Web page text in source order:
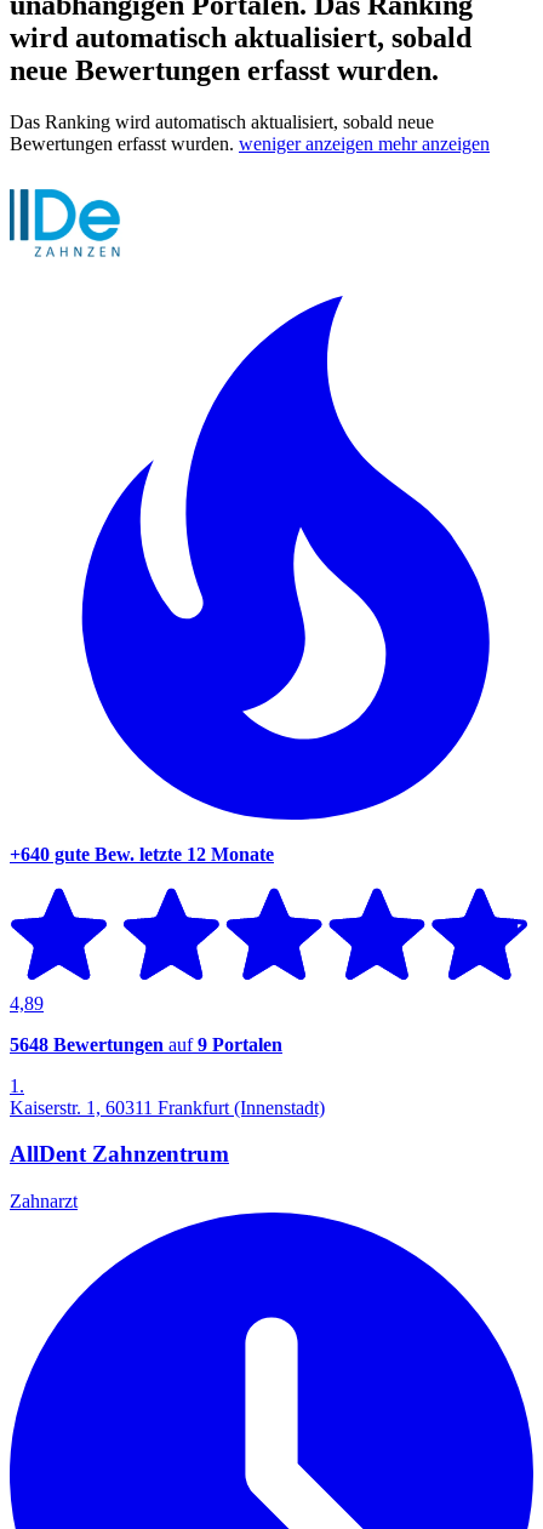
wird automatisch aktualisiert, sobald
neue Bewertungen erfasst wurden.
Das Ranking wird automatisch aktualisiert, sobald neue
Bewertungen erfasst wurden. weniger anzeigen mehr anzeigen
+640 gute Bew. letzte 12 Monate
4,89
5648 Bewertungen auf9 Portalen
1.
Kaiserstr. 1, 60311 Frankfurt (Innenstadt)
AllDent Zahnzentrum
Zahnarzt